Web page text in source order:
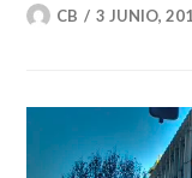
CB 3 JUNIO,